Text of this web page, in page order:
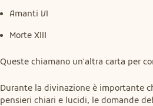
Amanti VI
Morte XIII
Queste chiamano un'altra carta per
Durante la divinazione è importante
pensieri chiari e lucidi, le domande